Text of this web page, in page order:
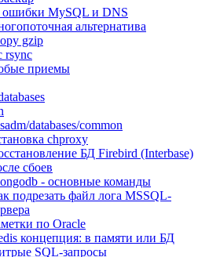
ошибки MySQL и DNS
альтернатива
gzip
rsync
приемы
databases/common
chproxy
БД Firebird (Interbase)
сбоев
- основные команды
подрезать файл лога MSSQL-
по Oracle
концепция: в памяти или БД
SQL-запросы